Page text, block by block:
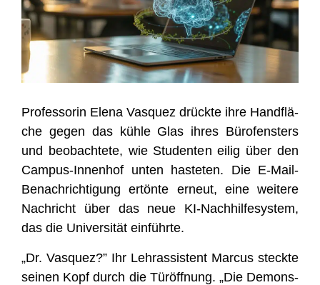
Pro­fes­so­rin Ele­na Vas­quez drück­te ihre Hand­flä­
che gegen das küh­le Glas ihres Büro­fens­ters
und beob­ach­te­te, wie Stu­den­ten eilig über den
Cam­pus-Innen­hof unten has­te­ten. Die E‑Mail-
Benach­rich­ti­gung ertön­te erneut, eine wei­te­re
Nach­richt über das neue KI-Nach­hil­fe­sys­tem,
das die Uni­ver­si­tät einführte.
„Dr. Vas­quez?” Ihr Lehr­as­sis­tent Mar­cus steck­te
sei­nen Kopf durch die Tür­öff­nung. „Die Demons­